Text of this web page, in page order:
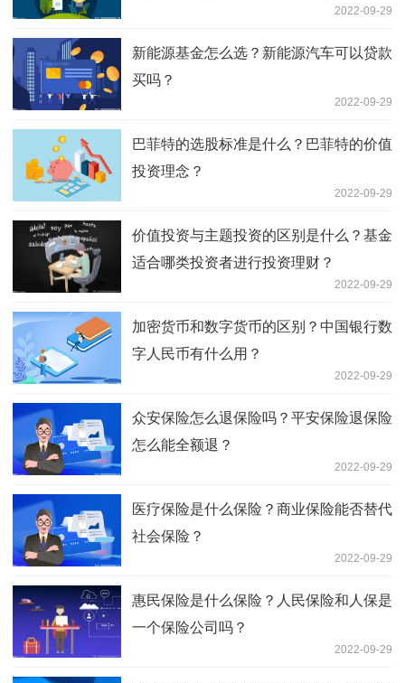
2022-09-29
新能源基金怎么选？新能源汽车可以贷款
买吗？
2022-09-29
巴菲特的选股标准是什么？巴菲特的价值
投资理念？
2022-09-29
价值投资与主题投资的区别是什么？基金
适合哪类投资者进行投资理财？
2022-09-29
加密货币和数字货币的区别？中国银行数
字人民币有什么用？
2022-09-29
众安保险怎么退保险吗？平安保险退保险
怎么能全额退？
2022-09-29
医疗保险是什么保险？商业保险能否替代
社会保险？
2022-09-29
惠民保险是什么保险？人民保险和人保是
一个保险公司吗？
2022-09-29